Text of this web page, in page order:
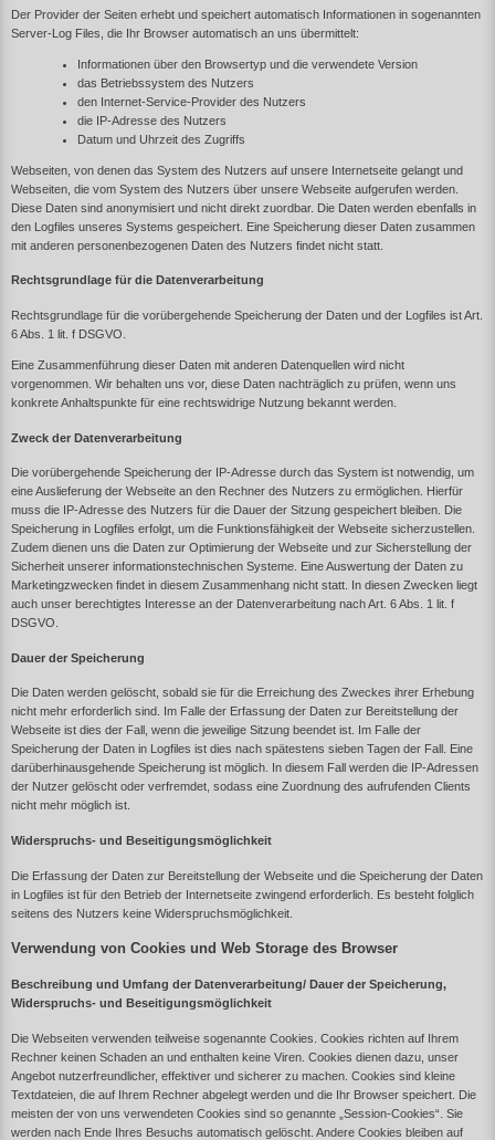
Der Provider der Seiten erhebt und speichert automatisch Informationen in sogenannten
Server-Log Files, die Ihr Browser automatisch an uns übermittelt:
Informationen über den Browsertyp und die verwendete Version
das Betriebssystem des Nutzers
den Internet-Service-Provider des Nutzers
die IP-Adresse des Nutzers
Datum und Uhrzeit des Zugriffs
Webseiten, von denen das System des Nutzers auf unsere Internetseite gelangt und
Webseiten, die vom System des Nutzers über unsere Webseite aufgerufen werden.
Diese Daten sind anonymisiert und nicht direkt zuordbar. Die Daten werden ebenfalls in
den Logfiles unseres Systems gespeichert. Eine Speicherung dieser Daten zusammen
mit anderen personenbezogenen Daten des Nutzers findet nicht statt.
Rechtsgrundlage für die Datenverarbeitung
Rechtsgrundlage für die vorübergehende Speicherung der Daten und der Logfiles ist Art.
6 Abs. 1 lit. f DSGVO.
Eine Zusammenführung dieser Daten mit anderen Datenquellen wird nicht
vorgenommen. Wir behalten uns vor, diese Daten nachträglich zu prüfen, wenn uns
konkrete Anhaltspunkte für eine rechtswidrige Nutzung bekannt werden.
Zweck der Datenverarbeitung
Die vorübergehende Speicherung der IP-Adresse durch das System ist notwendig, um
eine Auslieferung der Webseite an den Rechner des Nutzers zu ermöglichen. Hierfür
muss die IP-Adresse des Nutzers für die Dauer der Sitzung gespeichert bleiben. Die
Speicherung in Logfiles erfolgt, um die Funktionsfähigkeit der Webseite sicherzustellen.
Zudem dienen uns die Daten zur Optimierung der Webseite und zur Sicherstellung der
Sicherheit unserer informationstechnischen Systeme. Eine Auswertung der Daten zu
Marketingzwecken findet in diesem Zusammenhang nicht statt. In diesen Zwecken liegt
auch unser berechtigtes Interesse an der Datenverarbeitung nach Art. 6 Abs. 1 lit. f
DSGVO.
Dauer der Speicherung
Die Daten werden gelöscht, sobald sie für die Erreichung des Zweckes ihrer Erhebung
nicht mehr erforderlich sind. Im Falle der Erfassung der Daten zur Bereitstellung der
Webseite ist dies der Fall, wenn die jeweilige Sitzung beendet ist. Im Falle der
Speicherung der Daten in Logfiles ist dies nach spätestens sieben Tagen der Fall. Eine
darüberhinausgehende Speicherung ist möglich. In diesem Fall werden die IP-Adressen
der Nutzer gelöscht oder verfremdet, sodass eine Zuordnung des aufrufenden Clients
nicht mehr möglich ist.
Widerspruchs- und Beseitigungsmöglichkeit
Die Erfassung der Daten zur Bereitstellung der Webseite und die Speicherung der Daten
in Logfiles ist für den Betrieb der Internetseite zwingend erforderlich. Es besteht folglich
seitens des Nutzers keine Widerspruchsmöglichkeit.
Verwendung von Cookies und Web Storage des Browser
Beschreibung und Umfang der Datenverarbeitung/ Dauer der Speicherung,
Widerspruchs- und Beseitigungsmöglichkeit
Die Webseiten verwenden teilweise sogenannte Cookies. Cookies richten auf Ihrem
Rechner keinen Schaden an und enthalten keine Viren. Cookies dienen dazu, unser
Angebot nutzerfreundlicher, effektiver und sicherer zu machen. Cookies sind kleine
Textdateien, die auf Ihrem Rechner abgelegt werden und die Ihr Browser speichert. Die
meisten der von uns verwendeten Cookies sind so genannte „Session-Cookies“. Sie
werden nach Ende Ihres Besuchs automatisch gelöscht. Andere Cookies bleiben auf